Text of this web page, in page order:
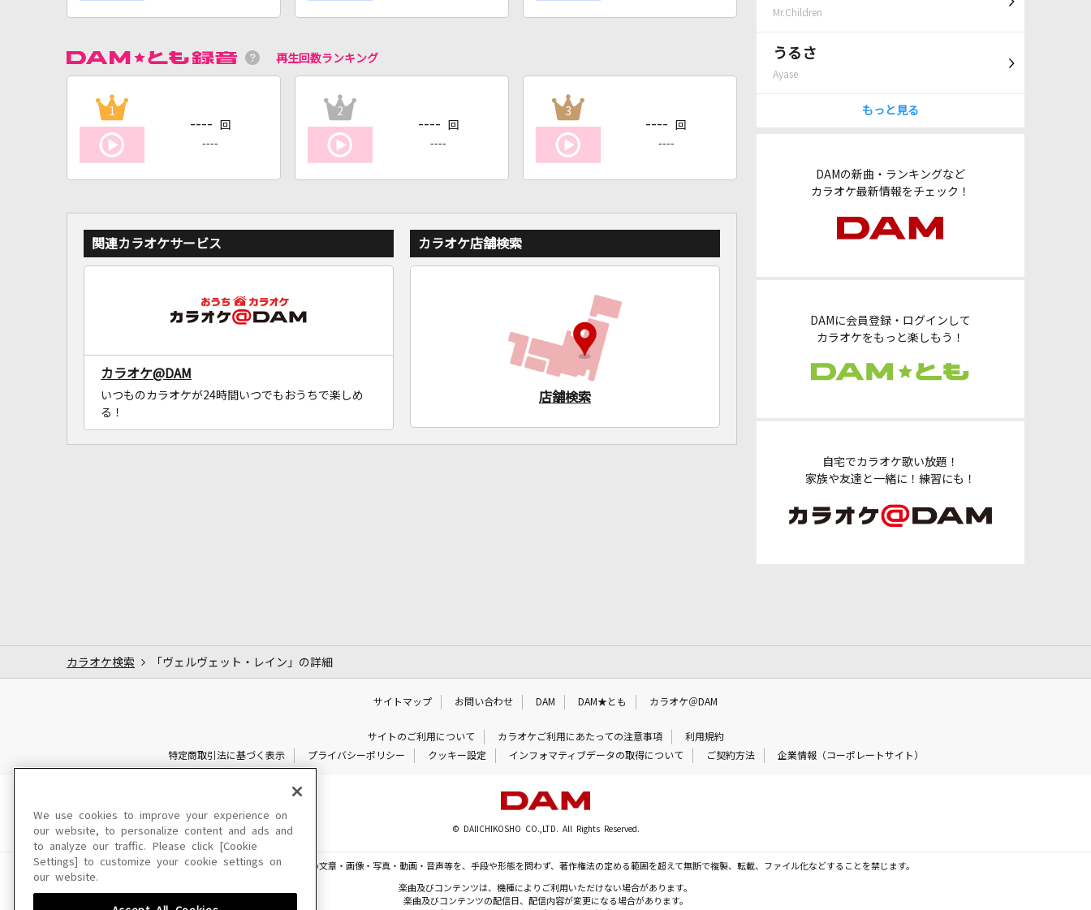
Mr.Children
うるさ
Ayase
もっと見る
DAMの新曲・ランキングなど
カラオケ最新情報をチェック！
DAMに会員登録・ログインして
カラオケをもっと楽しもう！
自宅でカラオケ歌い放題！
家族や友達と一緒に！練習にも！
再生回数ランキング
1
---- 回
----
2
---- 回
----
3
---- 回
----
関連カラオケサービス
カラオケ@DAM
いつものカラオケが24時間いつでもおうちで楽しめ
る！
カラオケ店舗検索
店舗検索
カラオケ検索 「ヴェルヴェット・レイン」の詳細
サイトマップ お問い合わせ DAM DAM★とも カラオケ＠DAM
サイトのご利用について カラオケご利用にあたっての注意事項
利用規約
特定商取引法に基づく表示
プライバシーポリシー クッキー設定 インフォマティブデータの取得について ご契約方法 企業情報（コーポレートサイト）
© DAIICHIKOSHO CO.,LTD. All Rights Reserved.
このサイトに掲載されている一切の文章・画像・写真・動画・音声等を、手段や形態を問わず、著作権法の定める範囲を超えて無断で複製、転載、ファイル化などすることを禁じます。
楽曲及びコンテンツは、機種によりご利用いただけない場合があります。
楽曲及びコンテンツの配信日、配信内容が変更になる場合があります。
We use cookies to improve your experience on
our website, to personalize content and ads and
to analyze our traffic. Please click [Cookie
Settings] to customize your cookie settings on
our website.